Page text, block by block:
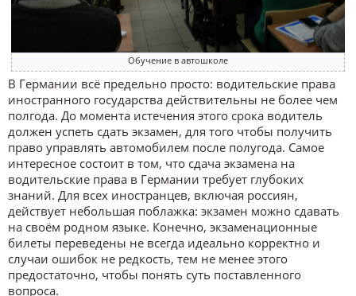
Обучение в автошколе
В Германии всё предельно просто: водительские права
иностранного государства действительны не более чем
полгода. До момента истечения этого срока водитель
должен успеть сдать экзамен, для того чтобы получить
право управлять автомобилем после полугода. Самое
интересное состоит в том, что сдача экзамена на
водительские права в Германии требует глубоких
знаний. Для всех иностранцев, включая россиян,
действует небольшая поблажка: экзамен можно сдавать
на своём родном языке. Конечно, экзаменационные
билеты переведены не всегда идеально корректно и
случаи ошибок не редкость, тем не менее этого
предостаточно, чтобы понять суть поставленного
вопроса.